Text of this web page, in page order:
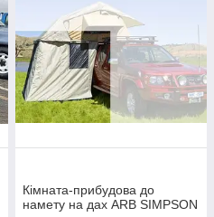
Кімната-прибудова до
намету на дах ARB SIMPSON